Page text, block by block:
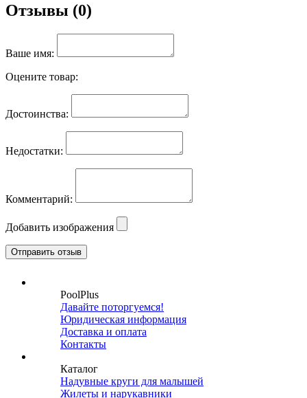
Отзывы (0)
Ваше имя:
Оцените товар:
Достоинства:
Недостатки:
Комментарий:
Добавить изображения
PoolPlus
Давайте поторгуемся!
Юридическая информация
Доставка и оплата
Контакты
Каталог
Надувные круги для малышей
Жилеты и нарукавники